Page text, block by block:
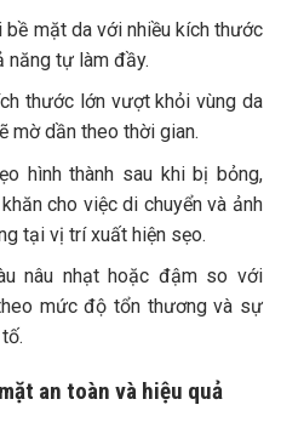
mặt da với nhiều kích thước
năng tự làm đầy.
thước lớn vượt khỏi vùng da
mờ dần theo thời gian.
hình thành sau khi bị bỏng,
cho việc di chuyển và ảnh
tại vị trí xuất hiện sẹo.
nâu nhạt hoặc đậm so với
mức độ tổn thương và sự
an toàn và hiệu quả